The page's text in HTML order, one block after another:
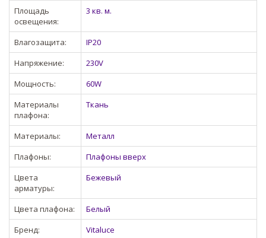
Площадь
освещения:
3 кв. м.
Влагозащита:
IP20
Напряжение:
230V
Мощность:
60W
Материалы
плафона:
Ткань
Материалы:
Металл
Плафоны:
Плафоны вверх
Цвета
арматуры:
Бежевый
Цвета плафона:
Белый
Бренд:
Vitaluce